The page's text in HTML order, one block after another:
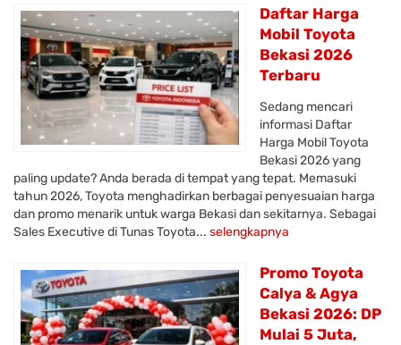
Daftar Harga
Mobil Toyota
Bekasi 2026
Terbaru
Sedang mencari
informasi Daftar
Harga Mobil Toyota
Bekasi 2026 yang
paling update? Anda berada di tempat yang tepat. Memasuki
tahun 2026, Toyota menghadirkan berbagai penyesuaian harga
dan promo menarik untuk warga Bekasi dan sekitarnya. Sebagai
Sales Executive di Tunas Toyota... selengkapnya
Promo Toyota
Calya & Agya
Bekasi 2026: DP
Mulai 5 Juta,